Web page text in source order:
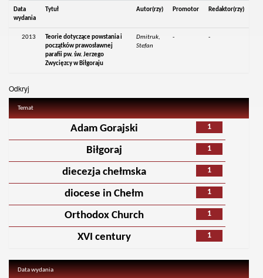
Data
wydania
Tytuł Autor(rzy) Promotor Redaktor(rzy)
2013
Teorie dotyczące powstania i
początków prawosławnej
parafii pw. św. Jerzego
Zwycięzcy w Biłgoraju
Dmitruk,
Stefan
- -
Odkryj
Temat
1
Adam Gorajski
1
Biłgoraj
1
diecezja chełmska
1
diocese in Chełm
1
Orthodox Church
1
XVI century
Data wydania